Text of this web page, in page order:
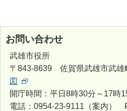
お問い合わせ
武雄市役所
〒843-8639 佐賀県武雄市武雄
図
開庁時間：平日8時30分～17時
電話：0954-23-9111（案内）